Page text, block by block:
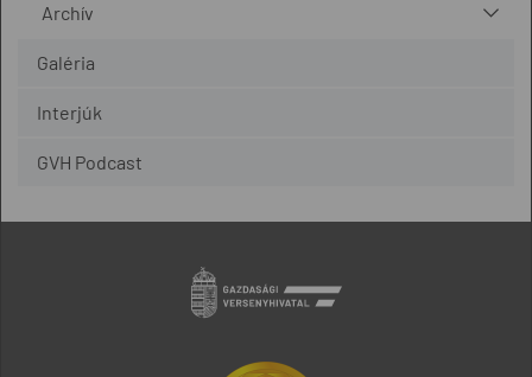
Archív
Galéria
Interjúk
GVH Podcast